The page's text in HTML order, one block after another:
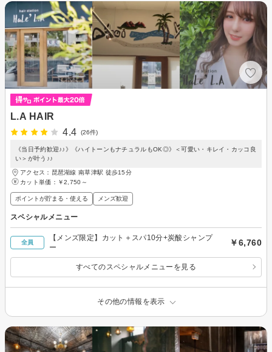
L.A HAIR
4.4
(26件)
《当日予約歓迎♪♪》《ハイトーンもナチュラルもOK◎》＜可愛い・キレイ・カッコ良
い＞が叶う♪♪
アクセス：琵琶湖線 南草津駅 徒歩15分
カット単価： ￥2,750～
ポイントが貯まる・使える メンズ歓迎
スペシャルメニュー
全員
【メンズ限定】カット＋スパ10分+炭酸シャンプ
ー
￥6,760
すべてのスペシャルメニューを見る
その他の情報を表示